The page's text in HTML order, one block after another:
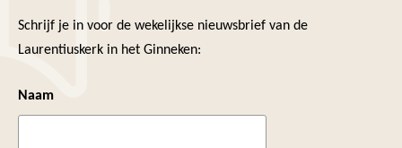
Schrijf je in voor de wekelijkse nieuwsbrief van de
Laurentiuskerk in het Ginneken:
Naam